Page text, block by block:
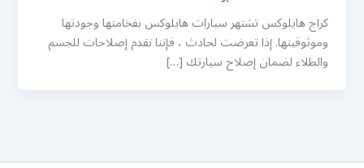
كراج هايلوكس تشتهر سيارات هايلوكس بفخامتها وجودتها
وموثوقيتها. إذا تعرضت لحادث ، فإننا نقدم إصلاحات للجسم
والطلاء لضمان إصلاح سيارتك […]